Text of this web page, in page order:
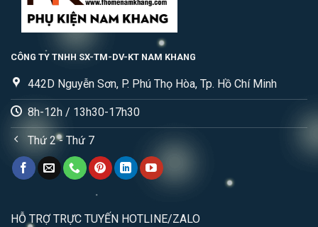
CÔNG TY TNHH SX-TM-DV-KT NAM KHANG
442D Nguyễn Sơn, P. Phú Thọ Hòa, Tp. Hồ Chí Minh
8h-12h / 13h30-17h30
Thứ 2 - Thứ 7
HỖ TRỢ TRỰC TUYẾN HOTLINE/ZALO